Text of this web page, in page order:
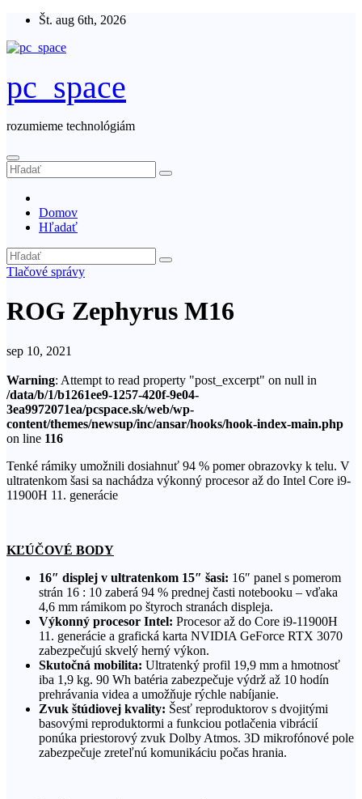
Skip
content
Št. aug 6th, 2026
pc_space
rozumieme technológiám
Domov
Hľadať
Tlačové správy
ROG Zephyrus M16
sep 10, 2021
Warning: Attempt to read property "post_excerpt" on null in
/data/b/1/b1261ee9-1257-420f-9e04-
3ea9972071ea/pcspace.sk/web/wp-
content/themes/newsup/inc/ansar/hooks/hook-index-main.php
on line 116
Tenké rámiky umožnili dosiahnuť 94 % pomer obrazovky k telu. V
ultratenkom šasi sa nachádza výkonný procesor až do Intel Core i9-
11900H 11. generácie
KĽÚČOVÉ BODY
16″ displej v ultratenkom 15″ šasi: 16″ panel s pomerom
strán 16 : 10 zaberá 94 % prednej časti notebooku – vďaka
4,6 mm rámikom po štyroch stranách displeja.
Výkonný procesor Intel: Procesor až do Core i9-11900H
11. generácie a grafická karta NVIDIA GeForce RTX 3070
zabezpečujú skvelý herný výkon.
Skutočná mobilita: Ultratenký profil 19,9 mm a hmotnosť
iba 1,9 kg. 90 Wh batéria zabezpečuje výdrž až 10 hodín
prehrávania videa a umožňuje rýchle nabíjanie.
Zvuk štúdiovej kvality: Šesť reproduktorov s dvojitými
basovými reproduktormi a funkciou potlačenia vibrácií
ponúka priestorový zvuk Dolby Atmos. 3D mikrofónové pole
zabezpečuje zreteľnú komunikáciu počas hrania.